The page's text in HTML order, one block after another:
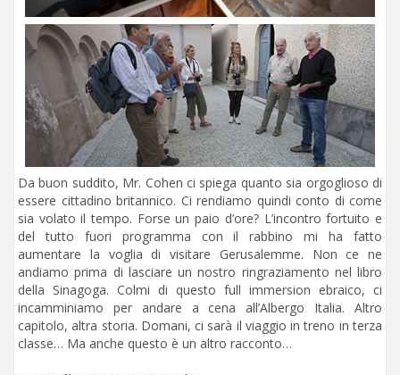
Da buon suddito, Mr. Cohen ci spiega quanto sia orgoglioso di
essere cittadino britannico. Ci rendiamo quindi conto di come
sia volato il tempo. Forse un paio d’ore? L’incontro fortuito e
del tutto fuori programma con il rabbino mi ha fatto
aumentare la voglia di visitare Gerusalemme. Non ce ne
andiamo prima di lasciare un nostro ringraziamento nel libro
della Sinagoga. Colmi di questo full immersion ebraico, ci
incamminiamo per andare a cena all’Albergo Italia. Altro
capitolo, altra storia. Domani, ci sarà il viaggio in treno in terza
classe… Ma anche questo è un altro racconto…